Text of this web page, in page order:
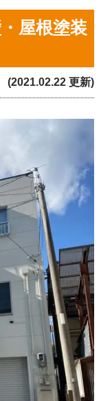
屋根塗装
(2021.02.22 更新)